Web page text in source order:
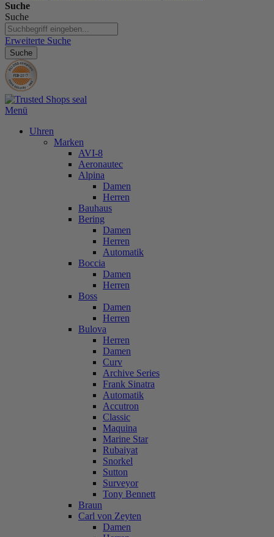
Suche
Suche
Erweiterte Suche
Suche
Menü
Uhren
Marken
AVI-8
Aeronautec
Alpina
Damen
Herren
Bauhaus
Bering
Damen
Herren
Automatik
Boccia
Damen
Herren
Boss
Damen
Herren
Bulova
Herren
Damen
Curv
Archive Series
Frank Sinatra
Automatik
Accutron
Classic
Maquina
Marine Star
Rubaiyat
Snorkel
Sutton
Surveyor
Tony Bennett
Braun
Carl von Zeyten
Damen